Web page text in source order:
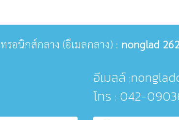
รอนิกส์กลาง (อีเมลกลาง) : nonglad
อีเมลล์
โทร : 042-